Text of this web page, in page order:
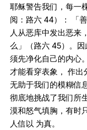
耶稣警告我们，每一
阅：路六 44）： 「
人从恶库中发出恶来
么」（路六 45）。
须先净化自己的内心
才能看穿表象， 作出
无助于我们的模糊信
彻底地挑战了我们所
漠和怒气填胸，有时
人信以 为真。